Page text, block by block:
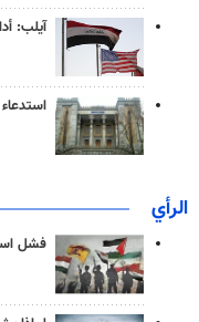
آيلب:
استدعاء
الرأي
فشل